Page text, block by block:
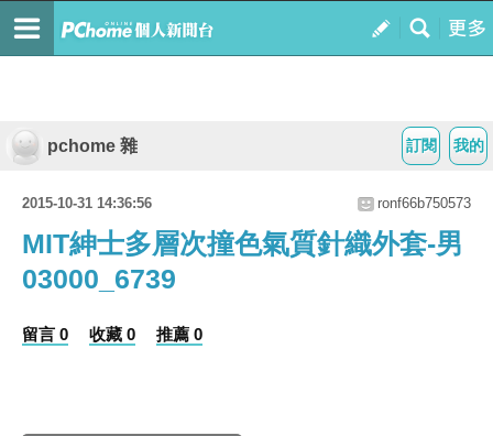
我的
訂閱
pchome 雜
2015-10-31 14:36:56 ronf66b750573
MIT紳士多層次撞色氣質針織外套-男
03000_6739
留言 0 收藏 0 推薦 0